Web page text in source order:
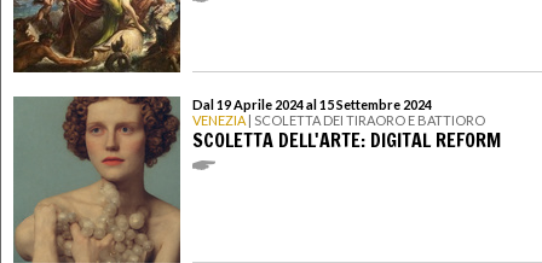
Dal 19 Aprile 2024 al 15 Settembre 2024
VENEZIA | SCOLETTA DEI TIRAORO E BATTIORO
SCOLETTA DELL'ARTE: DIGITAL REFORM